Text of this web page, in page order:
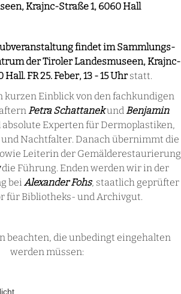
Krajnc-Straße 1, 6060 Hall
findet im Sammlungs-
der Tiroler Landesmuseen, Krajnc-
Hall. FR 25. Feber, 13 - 15 Uhrstatt.
kurzen Einblick von den fachkundigen
Petra SchattanekundBenjamin
absolute Experten für Dermoplastiken,
und Nachtfalter. Danach übernimmt die
Leiterin der Gemälderestaurierung
die Führung. Enden werden wir in der
bei Alexander Fohs, staatlich geprüfter
für Bibliotheks- und Archivgut.
beachten, die unbedingt eingehalten
werden müssen: